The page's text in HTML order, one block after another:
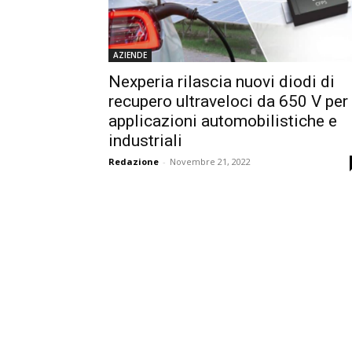
AZIENDE
Nexperia rilascia nuovi diodi di
recupero ultraveloci da 650 V per
applicazioni automobilistiche e
industriali
Redazione - Novembre 21, 2022